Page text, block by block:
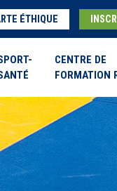
ÉTHIQUE
CENTRE DE
FORMATION